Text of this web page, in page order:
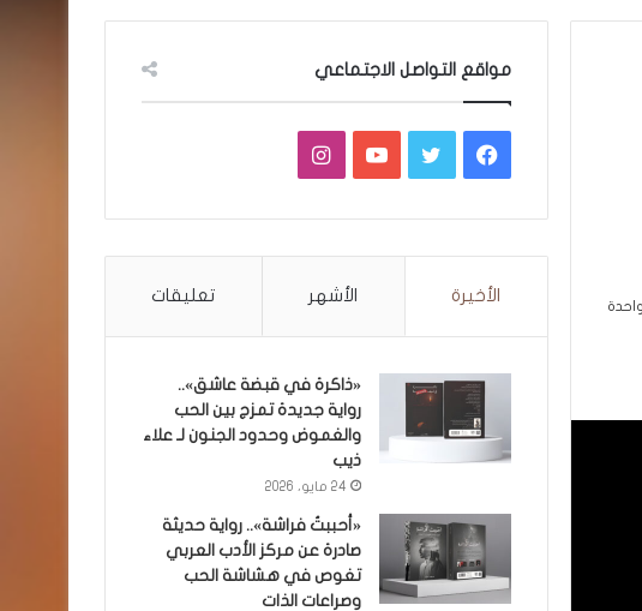
مواقع التواصل الاجتماعي
فيسبوكتويتر يوتيوبانستقرام
الأخيرة الأشهر تعليقات
«ذاكرة في قبضة عاشق»..
رواية جديدة تمزج بين الحب
والغموض وحدود الجنون لـ علاء
ذيب
24 مايو، 2026
«أحببتُ فراشة».. رواية حديثة
صادرة عن مركز الأدب العربي
تغوص في هشاشة الحب
وصراعات الذات